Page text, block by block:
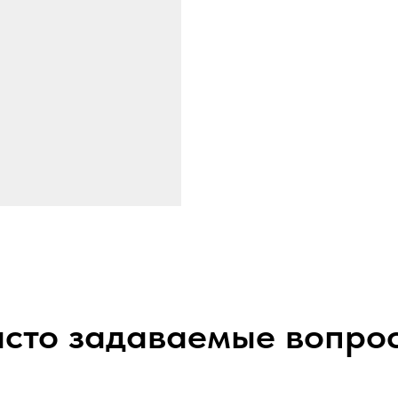
задаваемые